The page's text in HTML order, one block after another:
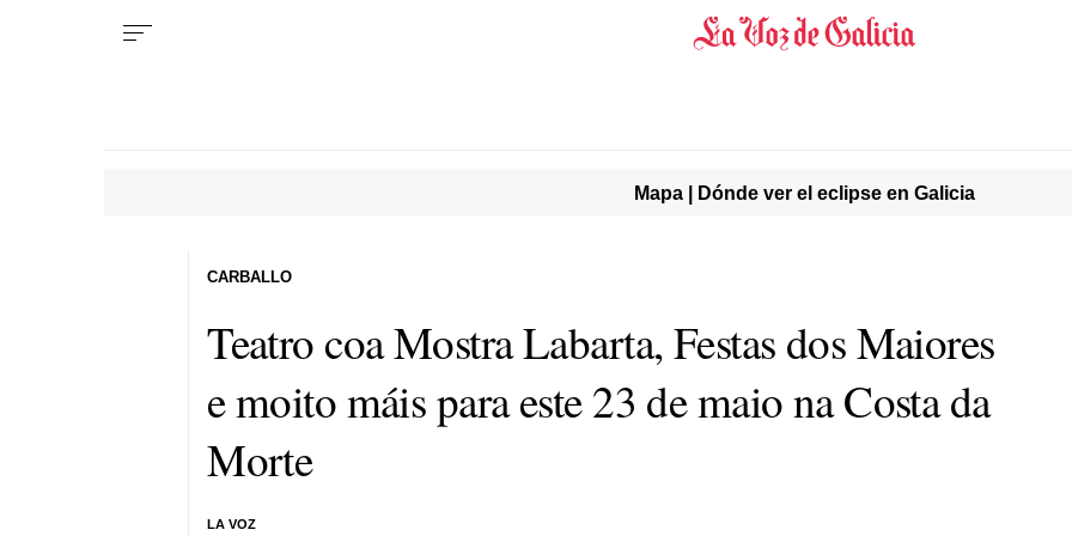
Mapa | Dónde ver el eclipse en Galicia
Teatro coa Mostra Labarta, Festas dos Maiores
e moito máis para este 23 de maio na Costa da
Morte
LA VOZ
CARBALLO